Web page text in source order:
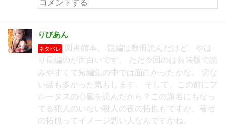
りびあん
ネタバレ
図書館本。 短編は数冊読んだけど、やは
り長編のが面白いです。 ただ今回のは新装版で読
みやすくて短編集の中では面白かったかな。 切な
い話も多かった気もします。 そして、この前にブ
ルータスの心臓を読んだから？この題名にもなっ
てる犯人のいない殺人の夜の拓也もですが、著者
の拓也ってイメージ悪い人なんですかね。